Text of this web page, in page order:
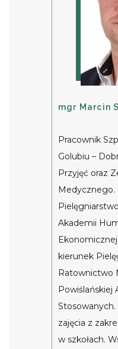
mgr Marcin
Pracownik
Golubiu –
Przyjęć oraz
Medycznego.
Akademii
kierunek
Ratownictwo
Powiślańskiej
zajęcia z
w szkołach.